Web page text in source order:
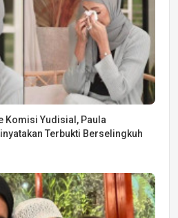
Komisi Yudisial, Paula
Terbukti Berselingkuh